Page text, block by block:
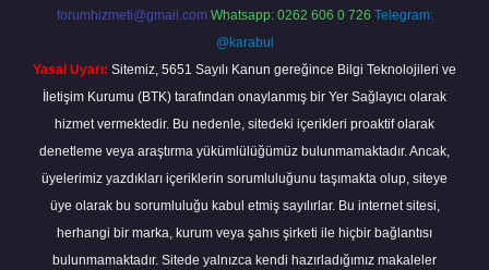
forumhizmeti@gmail.com Whatsapp: 0262 606 0 726 Telegram:
@karabul
Yasal Uyarı: Sitemiz, 5651 Sayılı Kanun gereğince Bilgi Teknolojileri ve
İletişim Kurumu (BTK) tarafından onaylanmış bir Yer Sağlayıcı olarak
hizmet vermektedir. Bu nedenle, sitedeki içerikleri proaktif olarak
denetleme veya araştırma yükümlülüğümüz bulunmamaktadır. Ancak,
üyelerimiz yazdıkları içeriklerin sorumluluğunu taşımakta olup, siteye
üye olarak bu sorumluluğu kabul etmiş sayılırlar. Bu internet sitesi,
herhangi bir marka, kurum veya şahıs şirketi ile hiçbir bağlantısı
bulunmamaktadır. Sitede yalnızca kendi hazırladığımız makaleler